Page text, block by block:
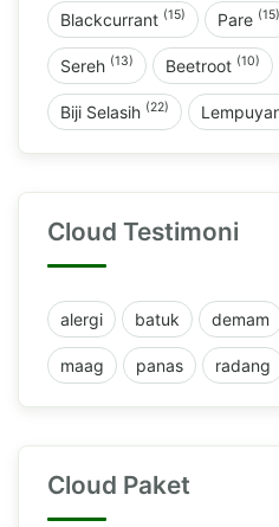
Blackcurrant (15) Pare (15)
Sereh (13) Beetroot (10)
Biji Selasih (22)
Cloud Testimoni
alergi batuk demam
maag panas radang
Cloud Paket